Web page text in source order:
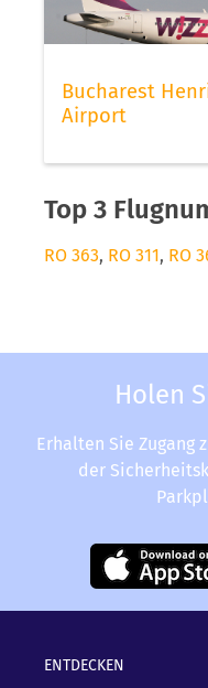
Bucharest
Airport
Top 3
RO 363, RO 311, RO
Holen
Erhalten Sie Zugang
der
ENTDECKEN